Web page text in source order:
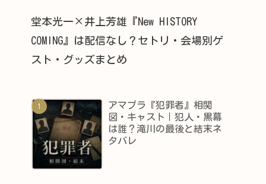
堂本光一×井上芳雄『New HISTORY
COMING』は配信なし？セトリ・会場別ゲ
スト・グッズまとめ
アマプラ『犯罪者』相関
図・キャスト｜犯人・黒幕
は誰？滝川の最後と結末ネ
タバレ